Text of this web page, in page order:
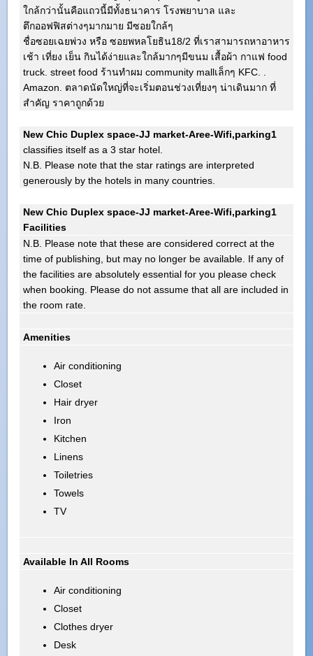
ใกล้กว่านั้นคือแถวนี้มีทั้งธนาคาร โรงพยาบาล และ
ตึกออฟฟิสต่างๆมากมาย มีซอยใกล้ๆ
ชื่อซอยเฉยพ่วง หรือ ซอยพหลโยธิน18/2 ที่เราสามารถหาอาหาร
เช้า เที่ยง เย็น กินได้ง่ายและใกล้มากๆมีขนม เสื้อผ้า กาแฟ food
truck. street food ร้านทำผม community mallเล็กๆ KFC. .
Amazon. ตลาดนัดใหญ่ที่จะเริ่มตอนช่วงเที่ยงๆ น่าเดินมาก ที่
สำคัญ ราคาถูกด้วย
New Chic Duplex space-JJ market-Aree-Wifi,parking1
classifies itself as a 3 star hotel.
N.B. Please note that the star ratings are interpreted
generously by the hotels in many countries.
New Chic Duplex space-JJ market-Aree-Wifi,parking1
Facilities
N.B. Please note that these are considered correct at the
time of publishing, but may no longer be available. If any of
the facilities are absolutely essential for you please check
when booking. Please do not assume that all are included in
the room rate.
Amenities
Air conditioning
Closet
Hair dryer
Iron
Kitchen
Linens
Toiletries
Towels
TV
Available In All Rooms
Air conditioning
Closet
Clothes dryer
Desk